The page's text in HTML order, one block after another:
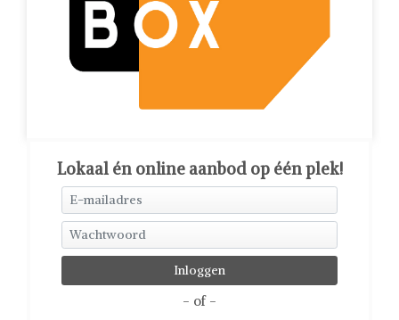
Lokaal én online aanbod op één plek!
- of -